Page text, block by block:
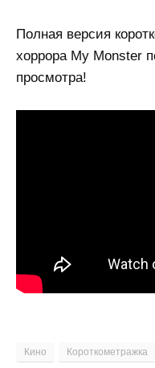
Полная версия
хоррора My Monster
просмотра!
Кино Короткометражка